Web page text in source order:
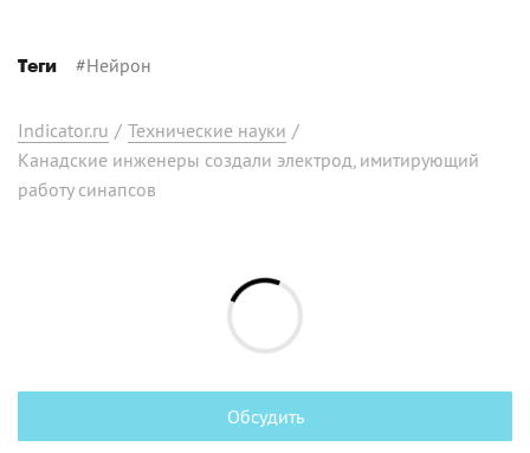
Теги #Нейрон
Indicator.ru / Технические науки /
Канадские инженеры создали электрод, имитирующий
работу синапсов
Обсудить